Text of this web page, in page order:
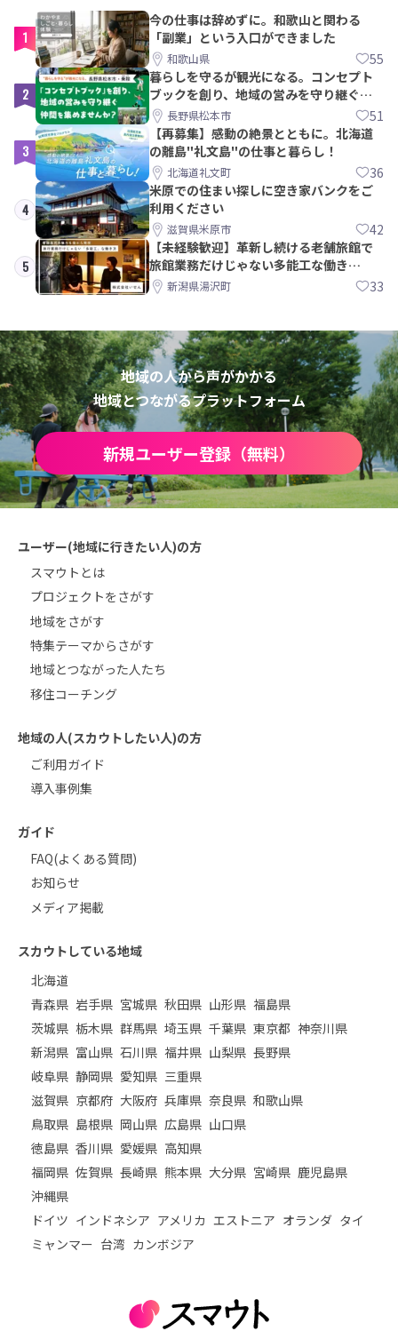
1
今の仕事は辞めずに。和歌山と関わる
「副業」という入口ができました
和歌山県 55
2
暮らしを守るが観光になる。コンセプト
ブックを創り、地域の営みを守り継ぐ仲
間を集めませんか？
長野県松本市 51
3
【再募集】感動の絶景とともに。北海道
の離島"礼文島"の仕事と暮らし！
北海道礼文町 36
4
米原での住まい探しに空き家バンクをご
利用ください
滋賀県米原市 42
5
【未経験歓迎】革新し続ける老舗旅館で
旅館業務だけじゃない多能工な働き
方。 株式会社いせん
新潟県湯沢町 33
地域の人から声がかかる
地域とつながるプラットフォーム
新規ユーザー登録（無料）
ユーザー(地域に行きたい人)の方
スマウトとは
プロジェクトをさがす
地域をさがす
特集テーマからさがす
地域とつながった人たち
移住コーチング
地域の人(スカウトしたい人)の方
ご利用ガイド
導入事例集
ガイド
FAQ(よくある質問)
お知らせ
メディア掲載
スカウトしている地域
北海道
青森県 岩手県 宮城県 秋田県 山形県 福島県
茨城県 栃木県 群馬県 埼玉県 千葉県 東京都 神奈川県
新潟県 富山県 石川県 福井県 山梨県 長野県
岐阜県 静岡県 愛知県 三重県
滋賀県 京都府 大阪府 兵庫県 奈良県 和歌山県
鳥取県 島根県 岡山県 広島県 山口県
徳島県 香川県 愛媛県 高知県
福岡県 佐賀県 長崎県 熊本県 大分県 宮崎県 鹿児島県
沖縄県
ドイツ インドネシア アメリカ エストニア オランダ タイ
ミャンマー 台湾 カンボジア